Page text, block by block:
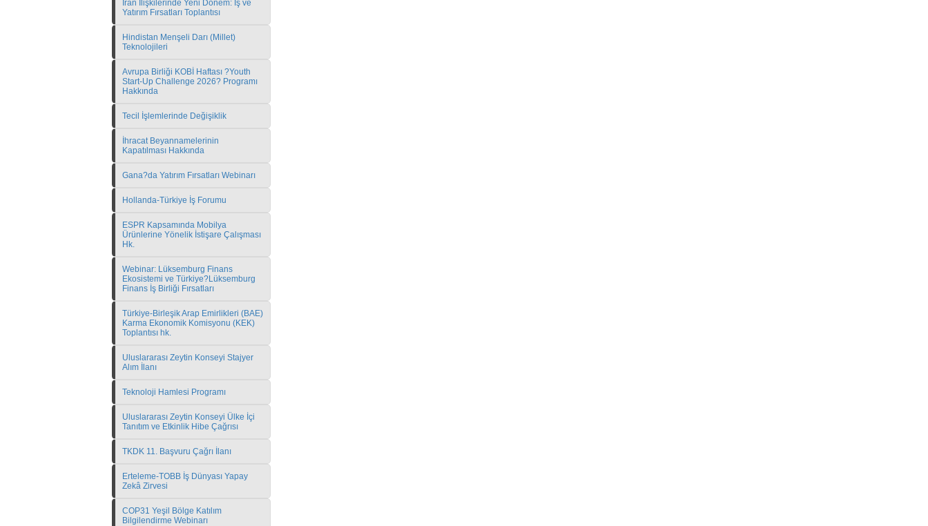
İran İlişkilerinde Yeni Dönem: İş ve
Yatırım Fırsatları Toplantısı
Hindistan Menşeli Darı (Millet)
Teknolojileri
Avrupa Birliği KOBİ Haftası ?Youth
Start-Up Challenge 2026? Programı
Hakkında
Tecil İşlemlerinde Değişiklik
İhracat Beyannamelerinin
Kapatılması Hakkında
Gana?da Yatırım Fırsatları Webinarı
Hollanda-Türkiye İş Forumu
ESPR Kapsamında Mobilya
Ürünlerine Yönelik İstişare Çalışması
Hk.
Webinar: Lüksemburg Finans
Ekosistemi ve Türkiye?Lüksemburg
Finans İş Birliği Fırsatları
Türkiye-Birleşik Arap Emirlikleri (BAE)
Karma Ekonomik Komisyonu (KEK)
Toplantısı hk.
Uluslararası Zeytin Konseyi Stajyer
Alım İlanı
Teknoloji Hamlesi Programı
Uluslararası Zeytin Konseyi Ülke İçi
Tanıtım ve Etkinlik Hibe Çağrısı
TKDK 11. Başvuru Çağrı İlanı
Erteleme-TOBB İş Dünyası Yapay
Zekâ Zirvesi
COP31 Yeşil Bölge Katılım
Bilgilendirme Webinarı